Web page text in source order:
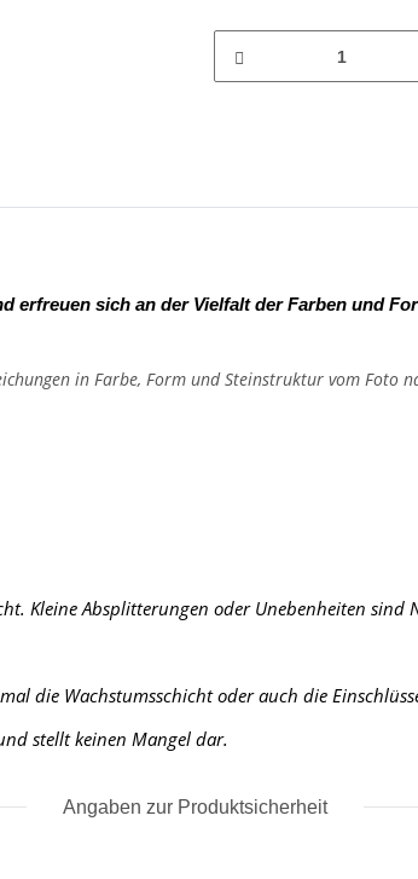
erfreuen sich an der Vielfalt der Farben und
in Farbe, Form und Steinstruktur vom Foto
Kleine Absplitterungen oder Unebenheiten
die Wachstumsschicht oder auch die
stellt keinen Mangel dar.
Angaben zur Produktsicherheit